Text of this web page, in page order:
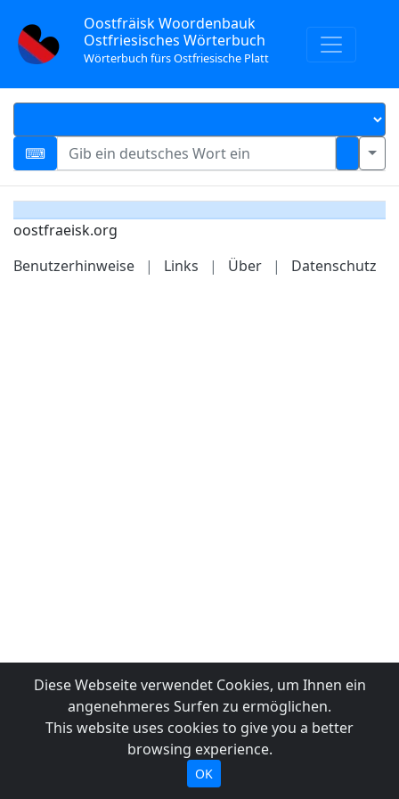
Oostfräisk Woordenbauk
Ostfriesisches Wörterbuch
Wörterbuch fürs Ostfriesische Platt
oostfraeisk.org
Benutzerhinweise
| Links | Über | Datenschutz
Diese Webseite verwendet Cookies, um Ihnen ein
angenehmeres Surfen zu ermöglichen.
This website uses cookies to give you a better
browsing experience.
OK